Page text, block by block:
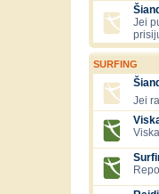
Jei
SURFING
Jei